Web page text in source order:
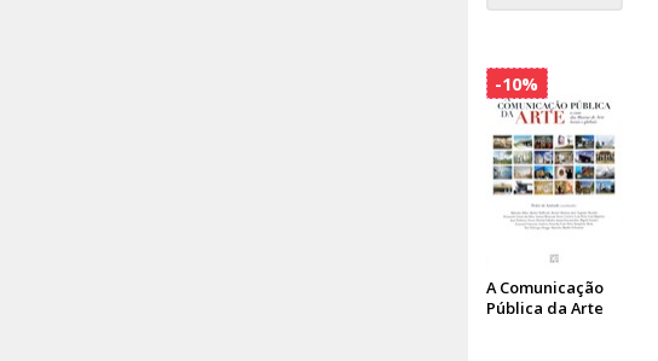
A Comunicação
Pública da Arte
-10%